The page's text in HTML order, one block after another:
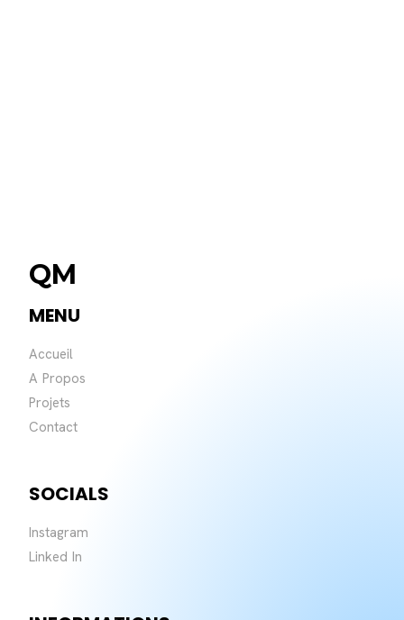
QM
MENU
Accueil
A Propos
Projets
Contact
SOCIALS
Instagram
Linked In